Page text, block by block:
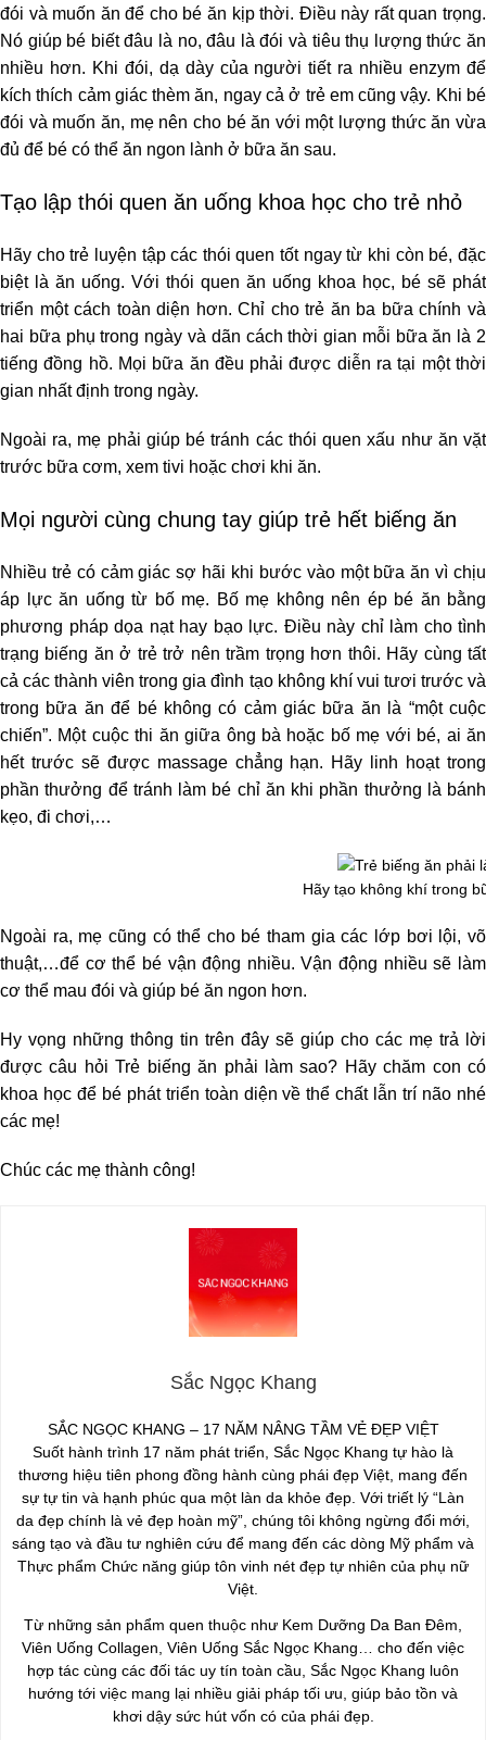
đói và muốn ăn để cho bé ăn kịp thời. Điều này rất quan trọng.
Nó giúp bé biết đâu là no, đâu là đói và tiêu thụ lượng thức ăn
nhiều hơn. Khi đói, dạ dày của người tiết ra nhiều enzym để
kích thích cảm giác thèm ăn, ngay cả ở trẻ em cũng vậy. Khi bé
đói và muốn ăn, mẹ nên cho bé ăn với một lượng thức ăn vừa
đủ để bé có thể ăn ngon lành ở bữa ăn sau.
Tạo lập thói quen ăn uống khoa học cho trẻ nhỏ
Hãy cho trẻ luyện tập các thói quen tốt ngay từ khi còn bé, đặc
biệt là ăn uống. Với thói quen ăn uống khoa học, bé sẽ phát
triển một cách toàn diện hơn. Chỉ cho trẻ ăn ba bữa chính và
hai bữa phụ trong ngày và dãn cách thời gian mỗi bữa ăn là 2
tiếng đồng hồ. Mọi bữa ăn đều phải được diễn ra tại một thời
gian nhất định trong ngày.
Ngoài ra, mẹ phải giúp bé tránh các thói quen xấu như ăn vặt
trước bữa cơm, xem tivi hoặc chơi khi ăn.
Mọi người cùng chung tay giúp trẻ hết biếng ăn
Nhiều trẻ có cảm giác sợ hãi khi bước vào một bữa ăn vì chịu
áp lực ăn uống từ bố mẹ. Bố mẹ không nên ép bé ăn bằng
phương pháp dọa nạt hay bạo lực. Điều này chỉ làm cho tình
trạng biếng ăn ở trẻ trở nên trầm trọng hơn thôi. Hãy cùng tất
cả các thành viên trong gia đình tạo không khí vui tươi trước và
trong bữa ăn để bé không có cảm giác bữa ăn là “một cuộc
chiến”. Một cuộc thi ăn giữa ông bà hoặc bố mẹ với bé, ai ăn
hết trước sẽ được massage chẳng hạn. Hãy linh hoạt trong
phần thưởng để tránh làm bé chỉ ăn khi phần thưởng là bánh
kẹo, đi chơi,…
Hãy tạo không khí trong
Ngoài ra, mẹ cũng có thể cho bé tham gia các lớp bơi lội, võ
thuật,…để cơ thể bé vận động nhiều. Vận động nhiều sẽ làm
cơ thể mau đói và giúp bé ăn ngon hơn.
Hy vọng những thông tin trên đây sẽ giúp cho các mẹ trả lời
được câu hỏi Trẻ biếng ăn phải làm sao? Hãy chăm con có
khoa học để bé phát triển toàn diện về thể chất lẫn trí não nhé
các mẹ!
Chúc các mẹ thành công!
Sắc Ngọc Khang
SẮC NGỌC KHANG – 17 NĂM NÂNG TẦM VẺ ĐẸP VIỆT
Suốt hành trình 17 năm phát triển, Sắc Ngọc Khang tự hào là
thương hiệu tiên phong đồng hành cùng phái đẹp Việt, mang đến
sự tự tin và hạnh phúc qua một làn da khỏe đẹp. Với triết lý “Làn
da đẹp chính là vẻ đẹp hoàn mỹ”, chúng tôi không ngừng đổi mới,
sáng tạo và đầu tư nghiên cứu để mang đến các dòng Mỹ phẩm và
Thực phẩm Chức năng giúp tôn vinh nét đẹp tự nhiên của phụ nữ
Việt.
Từ những sản phẩm quen thuộc như Kem Dưỡng Da Ban Đêm,
Viên Uống Collagen, Viên Uống Sắc Ngọc Khang… cho đến việc
hợp tác cùng các đối tác uy tín toàn cầu, Sắc Ngọc Khang luôn
hướng tới việc mang lại nhiều giải pháp tối ưu, giúp bảo tồn và
khơi dậy sức hút vốn có của phái đẹp.